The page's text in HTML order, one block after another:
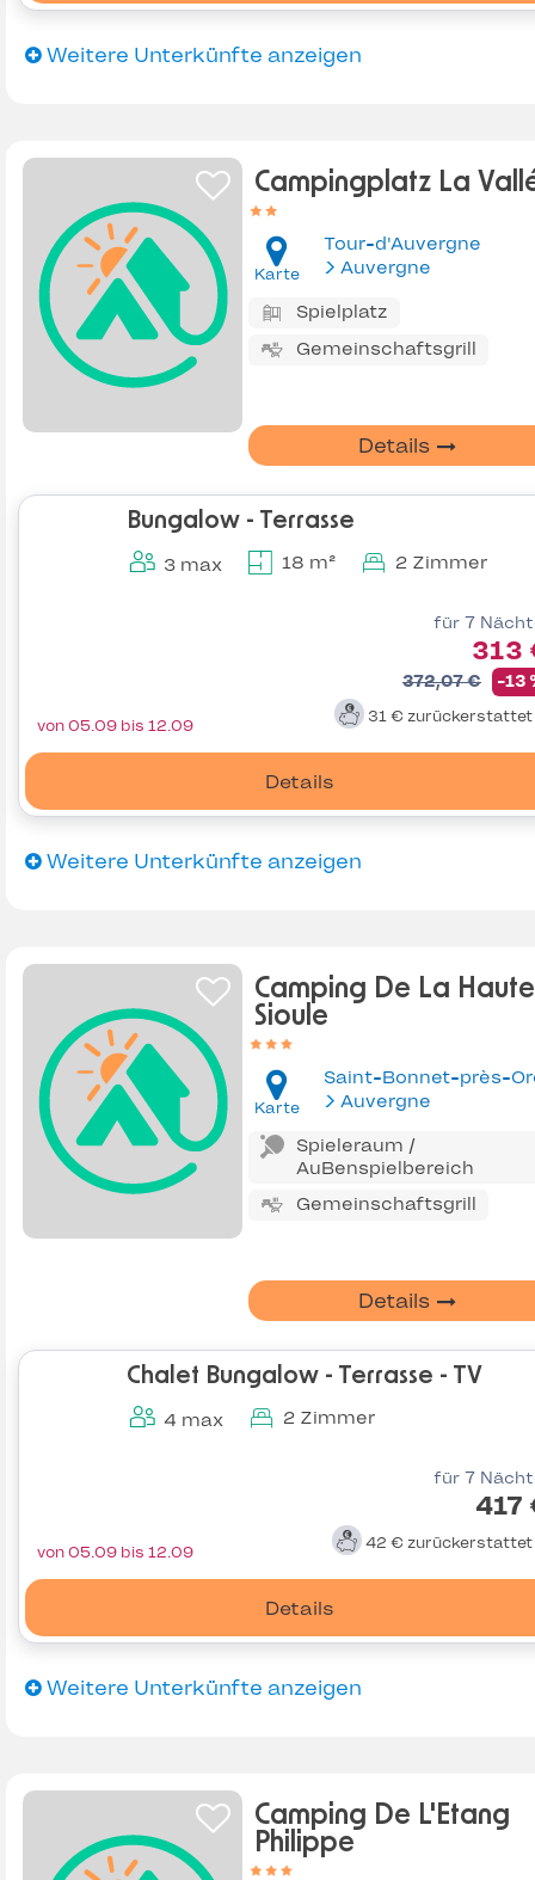
Weitere Unterkünfte anzeigen
Campingplatz La
Karte
Tour-d'Auvergne
Auvergne
Spielplatz
Gemeinschaftsgrill
Details
Bungalow - Terrasse
3 max 18 m² 2 Zimmer
für 7
313
372,07 € -13
31 € zurückerstattet
Details
von 05.09 bis 12.09
Weitere Unterkünfte anzeigen
Camping De La Haute
Sioule
Karte Auvergne
Spieleraum /
AuBenspielbereich
Gemeinschaftsgrill
Details
Chalet Bungalow - Terrasse - TV
4 max 2 Zimmer
für 7
417
42 € zurückerstattet
Details
von 05.09 bis 12.09
Weitere Unterkünfte anzeigen
Camping De L'Etang
Philippe